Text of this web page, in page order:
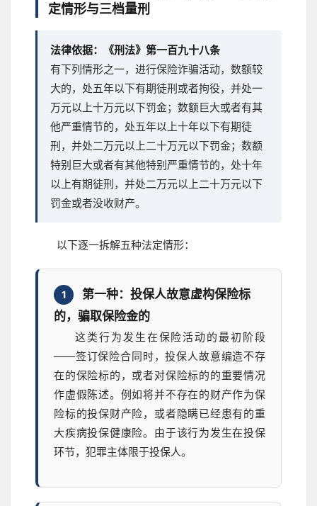
定情形与三档量刑
法律依据：《刑法》第一百九十八条
有下列情形之一，进行保险诈骗活动，数额较
大的，处五年以下有期徒刑或者拘役，并处一
万元以上十万元以下罚金；数额巨大或者有其
他严重情节的，处五年以上十年以下有期徒
刑，并处二万元以上二十万元以下罚金；数额
特别巨大或者有其他特别严重情节的，处十年
以上有期徒刑，并处二万元以上二十万元以下
罚金或者没收财产。
以下逐一拆解五种法定情形：
1
第一种：投保人故意虚构保险标
的，骗取保险金的
这类行为发生在保险活动的最初阶段
——签订保险合同时，投保人故意编造不存
在的保险标的，或者对保险标的的重要情况
作虚假陈述。例如将并不存在的财产作为保
险标的投保财产险，或者隐瞒已经患有的重
大疾病投保健康险。由于该行为发生在投保
环节，犯罪主体限于投保人。